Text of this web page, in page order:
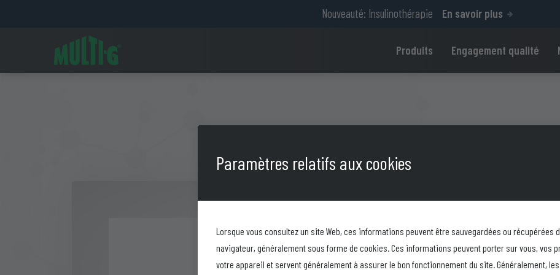
Nouveauté: Insulinothérapie En savoir plus
Produits Engagement qualité
Paramètres relatifs aux cookies
Lorsque vous consultez un site Web, ces informations peuvent être sauvegardées ou récupérées
navigateur, généralement sous forme de cookies. Ces informations peuvent porter sur vous, vos
votre appareil et servent généralement à assurer le bon fonctionnement du site. Généralement,